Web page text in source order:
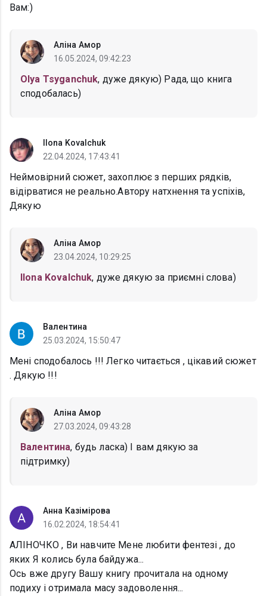
Вам:)
Аліна Амор
16.05.2024, 09:42:23
Olya Tsyganchuk, дуже дякую) Рада, що книга
сподобалась)
Ilona Kovalchuk
22.04.2024, 17:43:41
Неймовірний сюжет, захоплює з перших рядків,
відірватися не реально.Автору натхнення та успіхів,
Дякую
Аліна Амор
23.04.2024, 10:29:25
Ilona Kovalchuk, дуже дякую за приємні слова)
Валентина
25.03.2024, 15:50:47
Мені сподобалось !!! Легко читається , цікавий сюжет
. Дякую !!!
Аліна Амор
27.03.2024, 09:43:28
Валентина, будь ласка) І вам дякую за
підтримку)
Анна Казімірова
16.02.2024, 18:54:41
АЛІНОЧКО , Ви навчите Мене любити фентезі , до
яких Я колись була байдужа...
Ось вже другу Вашу книгу прочитала на одному
подиху і отримала масу задоволення...